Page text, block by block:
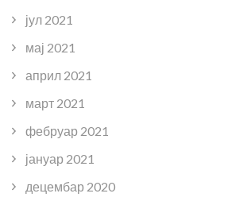
јул 2021
мај 2021
април 2021
март 2021
фебруар 2021
јануар 2021
децембар 2020